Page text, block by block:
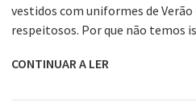
vestidos com uniformes de
respeitosos. Por que não temos
CONTINUAR A LER